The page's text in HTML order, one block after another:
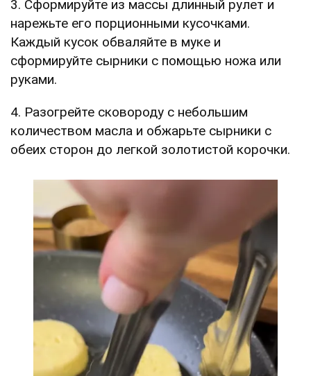
3. Сформируйте из массы длинный рулет и
нарежьте его порционными кусочками.
Каждый кусок обваляйте в муке и
сформируйте сырники с помощью ножа или
руками.
4. Разогрейте сковороду с небольшим
количеством масла и обжарьте сырники с
обеих сторон до легкой золотистой корочки.